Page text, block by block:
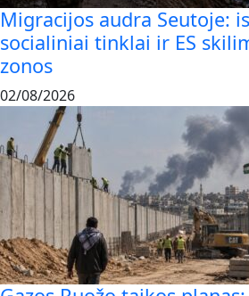
Migracijos audra Seutoje:
socialiniai tinklai ir ES
zonos
02/08/2026